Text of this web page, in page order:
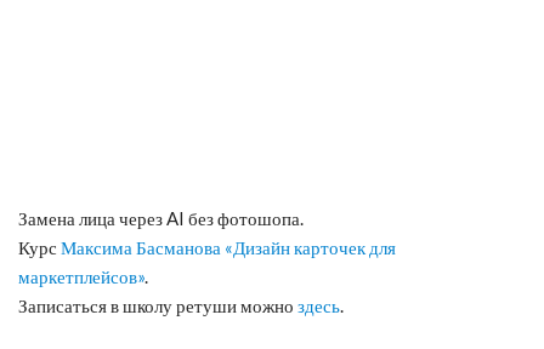
Замена лица через AI без фотошопа.
Курс Максима Басманова «Дизайн карточек для
маркетплейсов».
Записаться в школу ретуши можно здесь.